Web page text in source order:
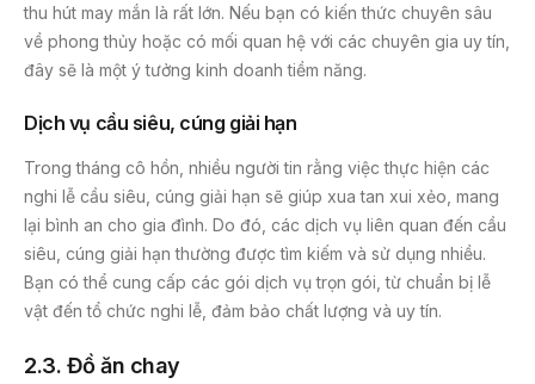
thu hút may mắn là rất lớn. Nếu bạn có kiến thức chuyên sâu
về phong thủy hoặc có mối quan hệ với các chuyên gia uy tín,
đây sẽ là một ý tưởng kinh doanh tiềm năng.
Dịch vụ cầu siêu, cúng giải hạn
Trong tháng cô hồn, nhiều người tin rằng việc thực hiện các
nghi lễ cầu siêu, cúng giải hạn sẽ giúp xua tan xui xẻo, mang
lại bình an cho gia đình. Do đó, các dịch vụ liên quan đến cầu
siêu, cúng giải hạn thường được tìm kiếm và sử dụng nhiều.
Bạn có thể cung cấp các gói dịch vụ trọn gói, từ chuẩn bị lễ
vật đến tổ chức nghi lễ, đảm bảo chất lượng và uy tín.
2.3. Đồ ăn chay